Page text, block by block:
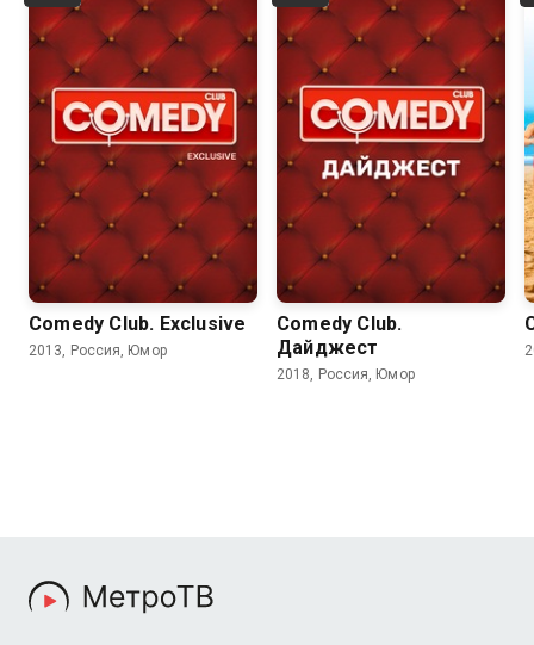
Comedy Club. Exclusive
2013, Россия, Юмор
Comedy Club.
Дайджест
2018, Россия, Юмор